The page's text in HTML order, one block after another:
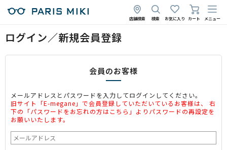
店舗検索 検索 お気に入り カート メニュー
ログイン／新規会員登録
会員のお客様
メールアドレスとパスワードを入力してログインしてください。
旧サイト「E-megane」で会員登録していただいているお客様は、 右
下の「パスワードをお忘れの方はこちら」よりパスワードの再設定を
お願いいたします。